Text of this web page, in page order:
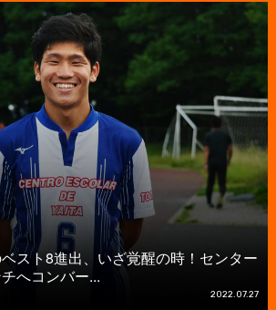
ベスト8進出、いざ覚醒の時！センター
へコンバー...
2022.07.27